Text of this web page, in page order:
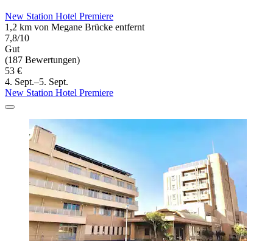
New Station Hotel Premiere
1,2 km von Megane Brücke entfernt
7,8/10
Gut
(187 Bewertungen)
53 €
4. Sept.–5. Sept.
New Station Hotel Premiere